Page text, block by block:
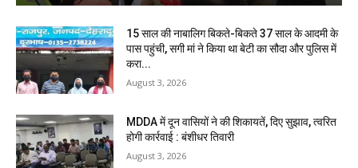
15 साल की नाबालिग बिकते-बिकते 37 साल के आदमी के
पास पहुंची, सगी मां ने किया था बेटी का सौदा और पुलिस में
करा...
August 3, 2026
MDDA में दून वासियों ने की शिकायतें, दिए सुझाव, त्वरित
होगी कार्रवाई : बंशीधर तिवारी
August 3, 2026